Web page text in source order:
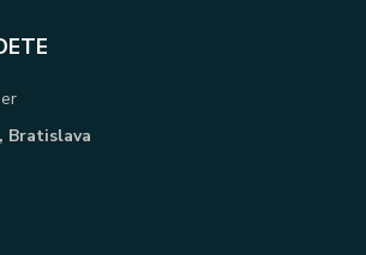
, Bratislava